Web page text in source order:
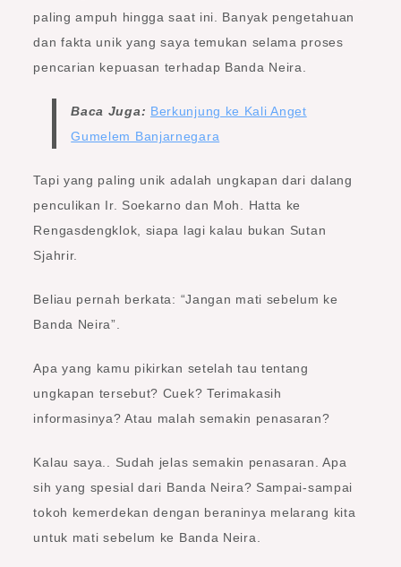
paling ampuh hingga saat ini. Banyak pengetahuan
dan fakta unik yang saya temukan selama proses
pencarian kepuasan terhadap Banda Neira.
Baca Juga: Berkunjung ke Kali Anget
Gumelem Banjarnegara
Tapi yang paling unik adalah ungkapan dari dalang
penculikan Ir. Soekarno dan Moh. Hatta ke
Rengasdengklok, siapa lagi kalau bukan Sutan
Sjahrir.
Beliau pernah berkata: “Jangan mati sebelum ke
Banda Neira”.
Apa yang kamu pikirkan setelah tau tentang
ungkapan tersebut? Cuek? Terimakasih
informasinya? Atau malah semakin penasaran?
Kalau saya.. Sudah jelas semakin penasaran. Apa
sih yang spesial dari Banda Neira? Sampai-sampai
tokoh kemerdekan dengan beraninya melarang kita
untuk mati sebelum ke Banda Neira.